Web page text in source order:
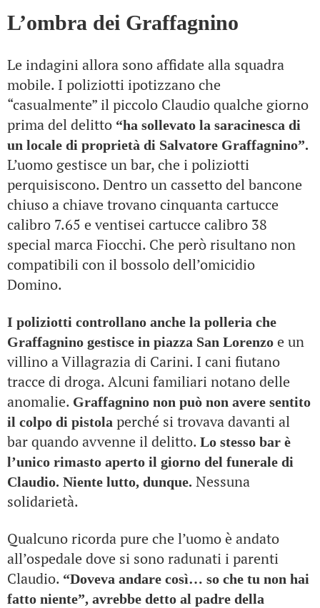
L’ombra dei Graffagnino
Le indagini allora sono affidate alla squadra
mobile. I poliziotti ipotizzano che
“casualmente” il piccolo Claudio qualche giorno
prima del delitto “ha sollevato la saracinesca di
un locale di proprietà di Salvatore Graffagnino”.
L’uomo gestisce un bar, che i poliziotti
perquisiscono. Dentro un cassetto del bancone
chiuso a chiave trovano cinquanta cartucce
calibro 7.65 e ventisei cartucce calibro 38
special marca Fiocchi. Che però risultano non
compatibili con il bossolo dell’omicidio
Domino.
I poliziotti controllano anche la polleria che
Graffagnino gestisce in piazza San Lorenzo e un
villino a Villagrazia di Carini. I cani fiutano
tracce di droga. Alcuni familiari notano delle
anomalie. Graffagnino non può non avere sentito
il colpo di pistola perché si trovava davanti al
bar quando avvenne il delitto. Lo stesso bar è
l’unico rimasto aperto il giorno del funerale di
Claudio. Niente lutto, dunque. Nessuna
solidarietà.
Qualcuno ricorda pure che l’uomo è andato
all’ospedale dove si sono radunati i parenti
Claudio. “Doveva andare così… so che tu non hai
fatto niente”, avrebbe detto al padre della